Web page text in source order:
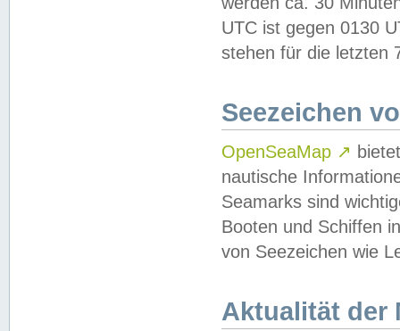
UTC ist gegen 0130
stehen für die letzten
Seezeichen
OpenSeaMap ↗
nautische
Seamarks sind
Booten und Schiffen
von Seezeichen wie
Aktualität der